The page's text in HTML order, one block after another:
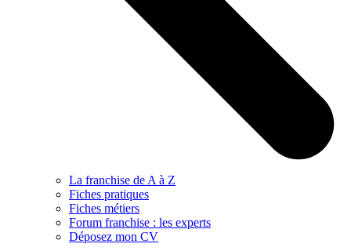
La franchise de A à Z
Fiches pratiques
Fiches métiers
Forum franchise : les experts
Déposez mon CV